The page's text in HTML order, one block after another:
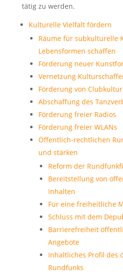
tätig zu werden.
Kulturelle Vielfalt fördern
Räume für subkulturelle
Lebensformen schaffen
Förderung neuer
Vernetzung
Förderung von
Abschaffung des
Förderung freier Radios
Förderung freier WLANs
Öffentlich-rechtlichen
und stärken
Reform der
Bereitstellung von
Inhalten
Für eine freiheitliche
Schluss mit dem
Barrierefreiheit
Angebote
Inhaltliches Profil des
Rundfunks